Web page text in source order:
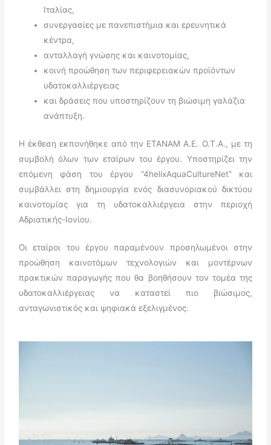
Ιταλίας,
συνεργασίες με πανεπιστήμια και ερευνητικά
κέντρα,
ανταλλαγή γνώσης και καινοτομίας,
κοινή προώθηση των περιφερειακών προϊόντων
υδατοκαλλιέργειας
και δράσεις που υποστηρίζουν τη βιώσιμη γαλάζια
ανάπτυξη.
Η έκθεση εκπονήθηκε από την ETANAM Α.Ε. Ο.Τ.Α., με τη
συμβολή όλων των εταίρων του έργου. Υποστηρίζει την
επόμενη φάση του έργου “4helixAquaCultureNet” και
συμβάλλει στη δημιουργία ενός διασυνοριακού δικτύου
καινοτομίας για τη υδατοκαλλιέργεια στην περιοχή
Αδριατικής-Ιονίου.
Οι εταίροι του έργου παραμένουν προσηλωμένοι στην
προώθηση καινοτόμων τεχνολογιών και μοντέρνων
πρακτικών παραγωγής που θα βοηθήσουν τον τομέα της
υδατοκαλλιέργειας να καταστεί πιο βιώσιμος,
ανταγωνιστικός και ψηφιακά εξελιγμένος.